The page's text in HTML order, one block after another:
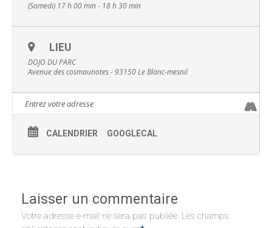
(Samedi) 17 h 00 min - 18 h 30 min
LIEU
DOJO DU PARC
Avenue des cosmaunotes - 93150 Le Blanc-mesnil
CALENDRIER GOOGLECAL
Laisser un commentaire
Votre adresse e-mail ne sera pas publiée. Les champs